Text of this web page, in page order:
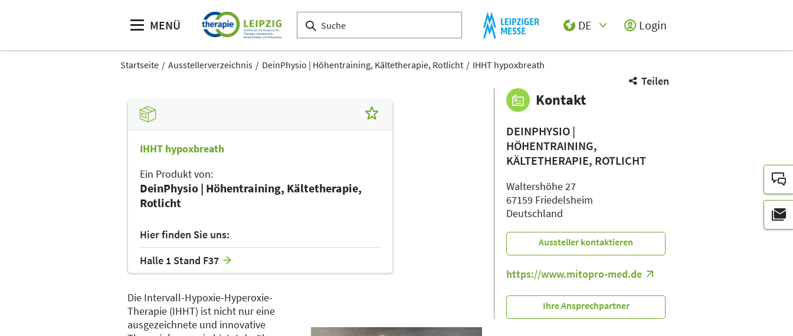
MENÜ
DE
Login
Startseite Ausstellerverzeichnis DeinPhysio | Höhentraining, Kältetherapie, Rotlicht IHHT hypoxbreath
Teilen
IHHT hypoxbreath
Ein Produkt von:
DeinPhysio | Höhentraining, Kältetherapie,
Rotlicht
Hier finden Sie uns:
Halle 1 Stand F37
Die Intervall-Hypoxie-Hyperoxie-
Therapie (IHHT) ist nicht nur eine
ausgezeichnete und innovative
Kontakt
DEINPHYSIO |
HÖHENTRAINING,
KÄLTETHERAPIE, ROTLICHT
Waltershöhe 27
67159 Friedelsheim
Deutschland
Aussteller kontaktieren
https://www.mitopro-med.de
Ihre Ansprechpartner